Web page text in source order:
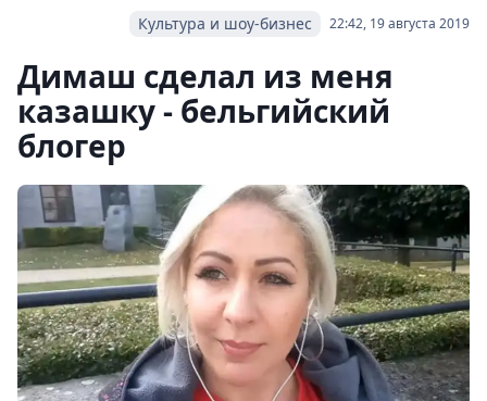
22:42, 19 августа 2019
Культура и шоу-бизнес
Димаш сделал из меня
казашку - бельгийский
блогер